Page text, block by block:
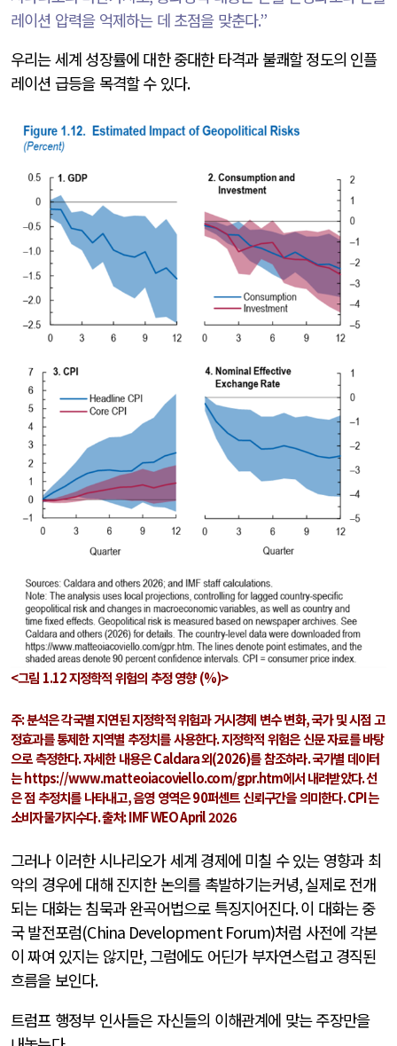
레이션 압력을 억제하는 데 초점을 맞춘다.”
우리는 세계 성장률에 대한 중대한 타격과 불쾌할 정도의 인플
레이션 급등을 목격할 수 있다.
<그림 1.12지정학적 위험의 추정 영향(%)>
주:분석은 각국별 지연된 지정학적 위험과 거시경제 변수 변화,국가 및 시점 고
정효과를 통제한 지역별 추정치를 사용한다.지정학적 위험은 신문 자료를 바탕
으로 측정한다.자세한 내용은Caldara외(2026)를 참조하라.국가별 데이터
는https://www.matteoiacoviello.com/gpr.htm에서 내려받았다.선
은 점 추정치를 나타내고,음영 영역은90퍼센트 신뢰구간을 의미한다. CPI는
소비자물가지수다.출처: IMF WEO April 2026
그러나 이러한 시나리오가 세계 경제에 미칠 수 있는 영향과 최
악의 경우에 대해 진지한 논의를 촉발하기는커녕,실제로 전개
되는 대화는 침묵과 완곡어법으로 특징지어진다.이 대화는 중
국 발전포럼(China Development Forum)처럼 사전에 각본
이 짜여 있지는 않지만,그럼에도 어딘가 부자연스럽고 경직된
흐름을 보인다.
트럼프 행정부 인사들은 자신들의 이해관계에 맞는 주장만을